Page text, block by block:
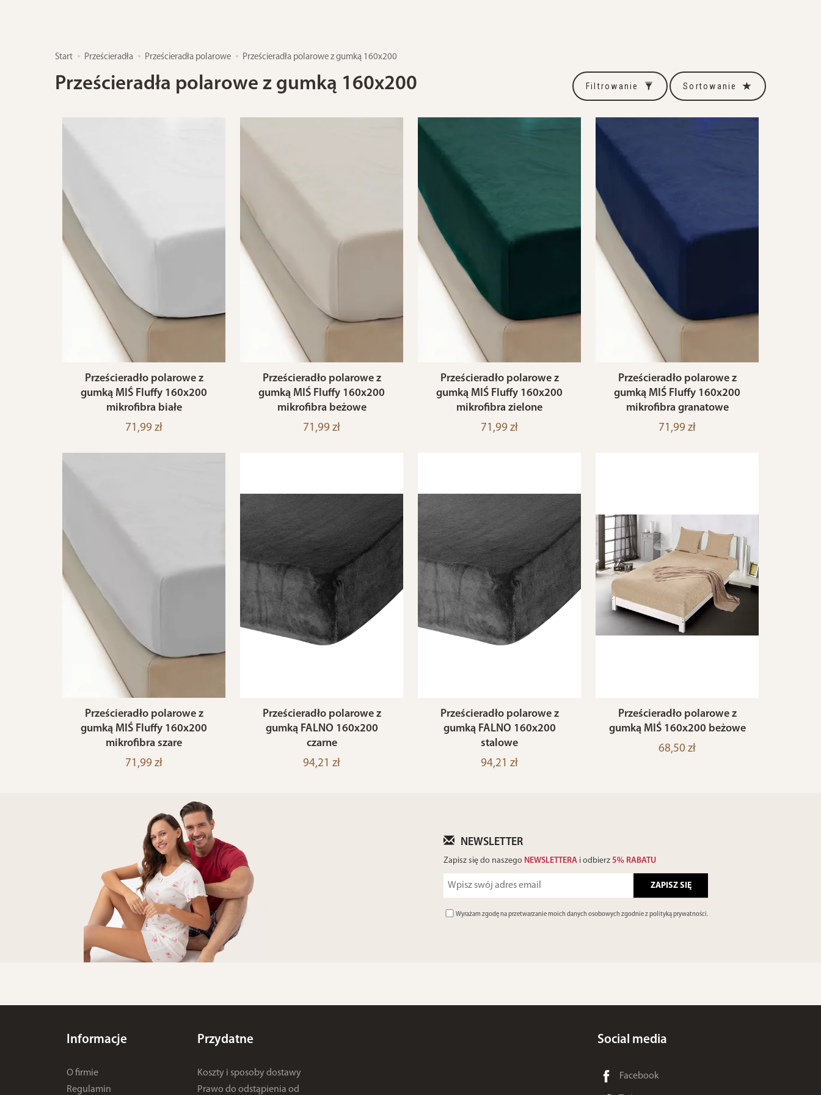
Start Prześcieradła Prześcieradła polarowe Prześcieradła polarowe z gumką 160x200
Prześcieradła polarowe z gumką 160x200 Filtrowanie Sortowanie
Prześcieradło polarowe z
gumką MIŚ Fluffy 160x200
mikrofibra białe
71,99 zł
Prześcieradło polarowe z
gumką MIŚ Fluffy 160x200
mikrofibra beżowe
71,99 zł
Prześcieradło polarowe z
gumką MIŚ Fluffy 160x200
mikrofibra zielone
71,99 zł
Prześcieradło polarowe z
gumką MIŚ Fluffy 160x200
mikrofibra granatowe
71,99 zł
Prześcieradło polarowe z
gumką MIŚ Fluffy 160x200
mikrofibra szare
71,99 zł
Prześcieradło polarowe z
gumką FALNO 160x200
czarne
94,21 zł
Prześcieradło polarowe z
gumką FALNO 160x200
stalowe
94,21 zł
Prześcieradło polarowe z
gumką MIŚ 160x200 beżowe
68,50 zł
NEWSLETTER
Zapisz się do naszego NEWSLETTERA i odbierz 5% RABATU
Wyrażam zgodę na przetwarzanie moich danych osobowych zgodnie zpolityką prywatności.
Informacje
O firmie
Regulamin
Przydatne
Koszty i sposoby dostawy
Prawo do odstąpienia od
Social media
Facebook